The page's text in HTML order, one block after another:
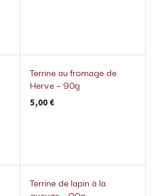
Terrine au fromage de
Herve – 90g
5,00€
Terrine de lapin à la